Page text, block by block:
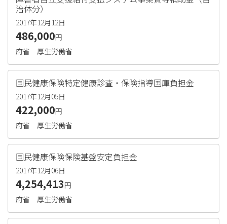
治体分）
2017年12月12日
486,000円
府省
厚生労働省
国民健康保険特定健康診査・保険指導国庫負担金
2017年12月05日
422,000円
府省
厚生労働省
国民健康保険保険基盤安定負担金
2017年12月06日
4,254,413円
府省
厚生労働省